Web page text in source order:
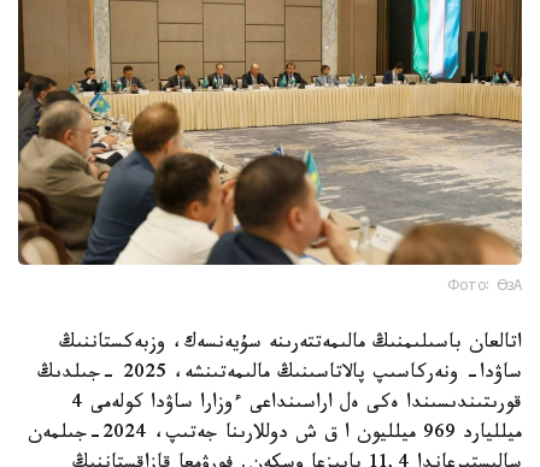
Фото: ӨзА
اتالعان باسىلىمنىڭ مالىمەتتەرىنە سۇيەنسەك، وزبەكستاننىڭ
ساۋدا- ونەركاسىپ پالاتاسىنىڭ مالىمەتىنشە، 2025 -جىلدىڭ
قورىتىندىسىندا ەكى ەل اراسىنداعى ءوزارا ساۋدا كولەمى 4
ميلليارد 969 ميلليون ا ق ش دوللارىنا جەتىپ، 2024-جىلمەن